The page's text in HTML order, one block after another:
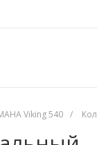
Viking 540 /